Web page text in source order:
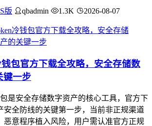
版 qbadmin 1.3K 2026-08-07
包官方下载全攻略，安全存储数
键一步
是安全存储数字资产的核心工具，官方下
安全防线的关键第一步，当前非正规渠道
恶意程序植入风险，用户需认准官方正规